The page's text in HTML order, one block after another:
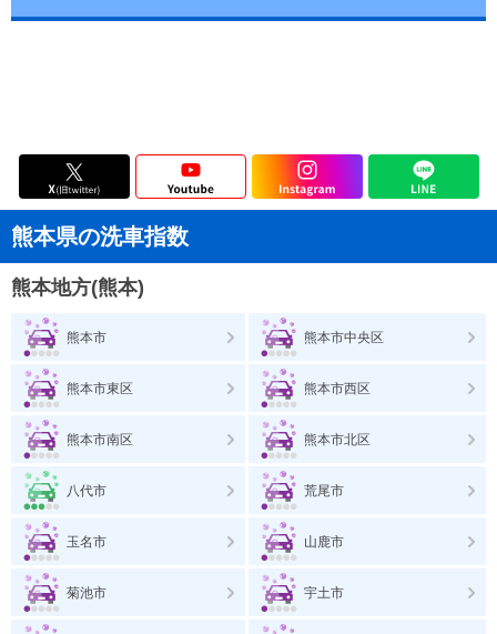
熊本県の洗車指数
熊本地方(熊本)
熊本市 熊本市中央区
熊本市東区 熊本市西区
熊本市南区 熊本市北区
八代市 荒尾市
玉名市 山鹿市
菊池市 宇土市